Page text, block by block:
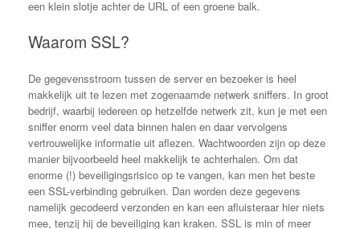
een klein slotje achter de URL of een groene balk.
Waarom SSL?
De gegevensstroom tussen de server en bezoeker is heel
makkelijk uit te lezen met zogenaamde netwerk sniffers. In groot
bedrijf, waarbij iedereen op hetzelfde netwerk zit, kun je met een
sniffer enorm veel data binnen halen en daar vervolgens
vertrouwelijke informatie uit aflezen. Wachtwoorden zijn op deze
manier bijvoorbeeld heel makkelijk te achterhalen. Om dat
enorme (!) beveiligingsrisico op te vangen, kan men het beste
een SSL-verbinding gebruiken. Dan worden deze gegevens
namelijk gecodeerd verzonden en kan een afluisteraar hier niets
mee, tenzij hij de beveiliging kan kraken. SSL is min of meer